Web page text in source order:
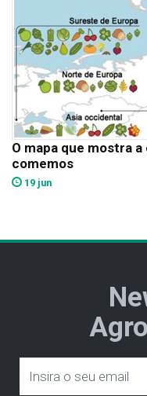
O mapa que mostra
comemos
19 jun